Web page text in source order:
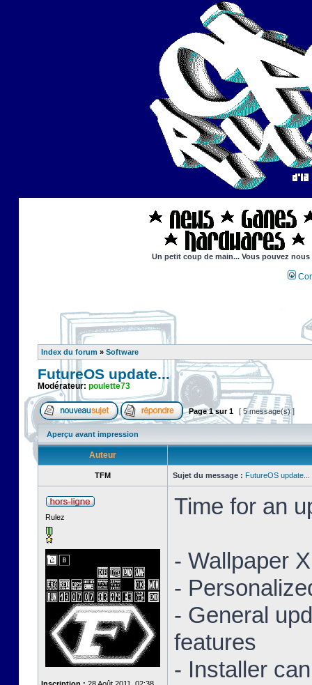
Un petit coup de main... Vous pouvez
Index du forum » Software
FutureOS update...
Modérateur: poulette73
Page1sur1 [ 5 message(s) ]
Aperçu avant impression
Auteur
TFM Sujet du message : FutureOS update...
Rulez Time for an
- Wallpaper
-
- General
features
- Installer